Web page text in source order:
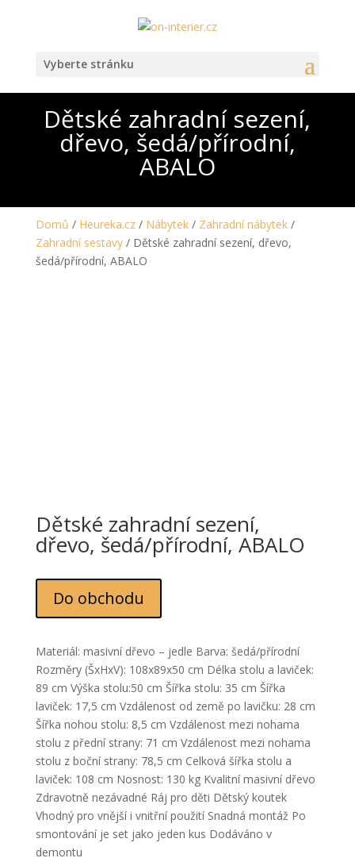
Vyberte stránku
Dětské zahradní sezení,
dřevo, šedá/přírodní,
ABALO
Domů / Heureka.cz/ Nábytek/ Zahradní nábytek/
Zahradní sestavy/ Dětské zahradní sezení, dřevo,
šedá/přírodní, ABALO
Dětské zahradní sezení,
dřevo, šedá/přírodní, ABALO
Do obchodu
Materiál: masivní dřevo – jedle Barva: šedá/přírodní
Rozměry (ŠxHxV): 108x89x50 cm Délka stolu a laviček:
89 cm Výška stolu:50 cm Šířka stolu: 35 cm Šířka
laviček: 17,5 cm Vzdálenost od země po lavičku: 28 cm
Šířka nohou stolu: 8,5 cm Vzdálenost mezi nohama
stolu z přední strany: 71 cm Vzdálenost mezi nohama
stolu z boční strany: 78,5 cm Celková šířka stolu a
laviček: 108 cm Nosnost: 130 kg Kvalitní masivní dřevo
Zdravotně nezávadné Ráj pro děti Dětský koutek
Vhodný pro vnější i vnitřní použití Snadná montáž Po
smontování je set jako jeden kus Dodáváno v
demontu